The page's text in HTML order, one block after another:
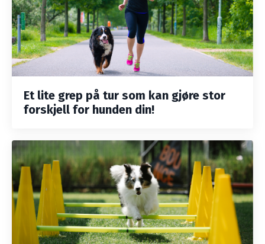
Et lite grep på tur som kan gjøre stor
forskjell for hunden din!